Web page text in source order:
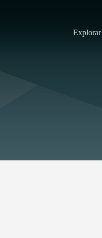
Explorar